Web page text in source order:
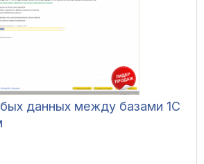
данных между базами 1С